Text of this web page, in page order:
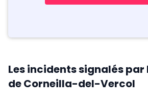
Les incidents signalés
de Corneilla-del-Vercol